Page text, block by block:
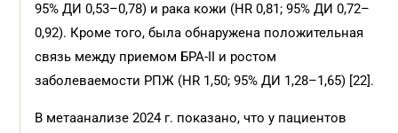
95% ДИ 0,53–0,78) и рака кожи (HR 0,81; 95% ДИ 0,72–
0,92). Кроме того, была обнаружена положительная
связь между приемом БРА-II и ростом
заболеваемости РПЖ (HR 1,50; 95% ДИ 1,28–1,65) [22].
В метаанализе 2024 г. показано, что у пациентов